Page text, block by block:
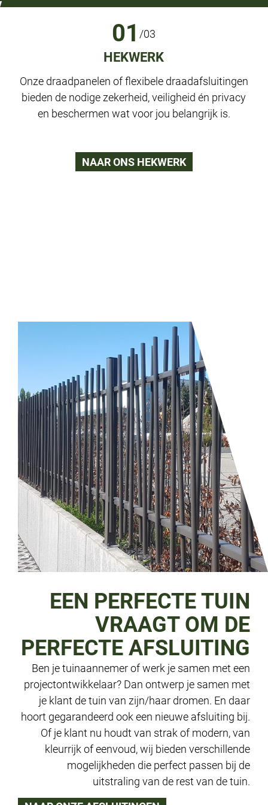
01 /03
HEKWERK
Onze draadpanelen of flexibele draadafsluitingen
bieden de nodige zekerheid, veiligheid én privacy
en beschermen wat voor jou belangrijk is.
NAAR ONS HEKWERK
EEN PERFECTE TUIN
VRAAGT OM DE
PERFECTE AFSLUITING
Ben je tuinaannemer of werk je samen met een
projectontwikkelaar? Dan ontwerp je samen met
je klant de tuin van zijn/haar dromen. En daar
hoort gegarandeerd ook een nieuwe afsluiting bij.
Of je klant nu houdt van strak of modern, van
kleurrijk of eenvoud, wij bieden verschillende
mogelijkheden die perfect passen bij de
uitstraling van de rest van de tuin.